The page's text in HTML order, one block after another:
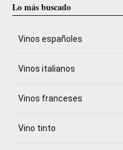
Lo más buscado
Vinos españoles
Vinos italianos
Vinos franceses
Vino tinto